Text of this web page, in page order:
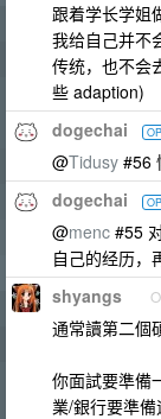
跟着学长学姐
我给自己并不
传统，也不会
些 adaption)
dogechai OP
@Tidusy #56
dogechai OP
@menc #55
自己的经历，
shyangs
通常讀第二個
你面試要準備
業/銀行要準